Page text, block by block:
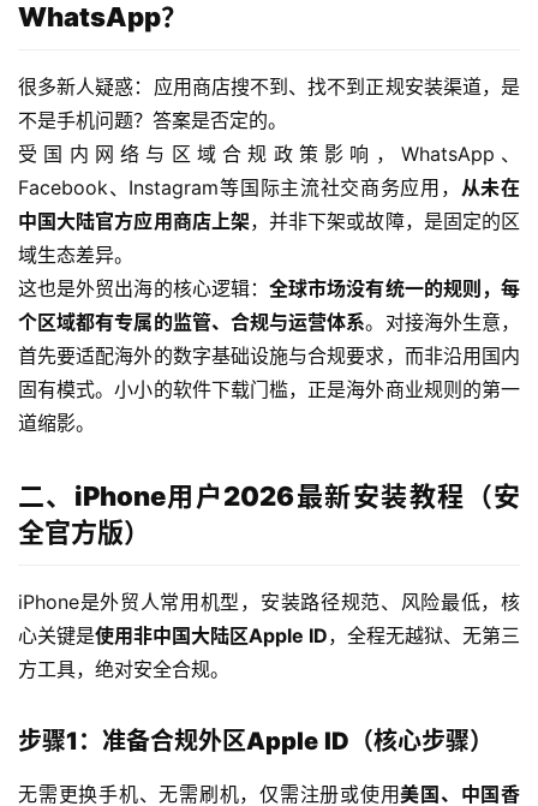
WhatsApp？
很多新人疑惑：应用商店搜不到、找不到正规安装渠道，是
不是手机问题？答案是否定的。
受国内网络与区域合规政策影响，WhatsApp、
Facebook、Instagram等国际主流社交商务应用， 从未在
中国大陆官方应用商店上架，并非下架或故障，是固定的区
域生态差异。
这也是外贸出海的核心逻辑：全球市场没有统一的规则，每
个区域都有专属的监管、合规与运营体系。对接海外生意，
首先要适配海外的数字基础设施与合规要求，而非沿用国内
固有模式。小小的软件下载门槛，正是海外商业规则的第一
道缩影。
二、iPhone用户2026最新安装教程（安
全官方版）
iPhone是外贸人常用机型，安装路径规范、风险最低，核
心关键是使用非中国大陆区Apple ID，全程无越狱、无第三
方工具，绝对安全合规。
步骤1：准备合规外区Apple ID（核心步骤）
无需更换手机、无需刷机，仅需注册或使用美国、中国香